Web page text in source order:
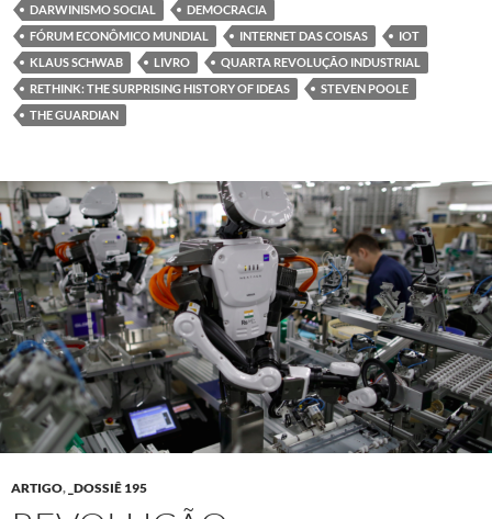
DARWINISMO SOCIAL
DEMOCRACIA
FÓRUM ECONÔMICO MUNDIAL
INTERNET DAS COISAS
IOT
KLAUS SCHWAB
LIVRO
QUARTA REVOLUÇÃO INDUSTRIAL
RETHINK: THE SURPRISING HISTORY OF IDEAS
STEVEN POOLE
THE GUARDIAN
ARTIGO, _DOSSIÊ 195